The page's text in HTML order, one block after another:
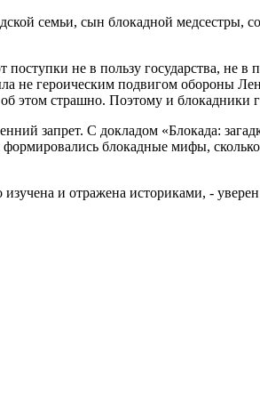
семьи, сын блокадной медсестры,
не в пользу государства, не в
не героическим подвигом обороны
этом страшно. Поэтому и блокадники
запрет. С докладом «Блокада:
блокадные мифы,
и отражена историками, -